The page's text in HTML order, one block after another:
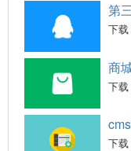
第
下载
商
下载
下载